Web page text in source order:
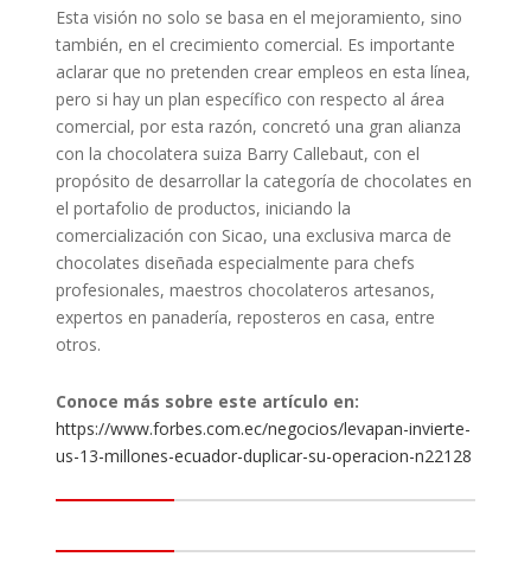
Esta visión no solo se basa en el mejoramiento, sino
también, en el crecimiento comercial. Es importante
aclarar que no pretenden crear empleos en esta línea,
pero si hay un plan específico con respecto al área
comercial, por esta razón, concretó una gran alianza
con la chocolatera suiza Barry Callebaut, con el
propósito de desarrollar la categoría de chocolates en
el portafolio de productos, iniciando la
comercialización con Sicao, una exclusiva marca de
chocolates diseñada especialmente para chefs
profesionales, maestros chocolateros artesanos,
expertos en panadería, reposteros en casa, entre
otros.
Conoce más sobre este artículo en:
https://www.forbes.com.ec/negocios/levapan-invierte-
us-13-millones-ecuador-duplicar-su-operacion-n22128